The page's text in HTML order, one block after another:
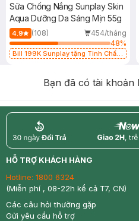
Sữa Chống Nắng Sunplay Skin
Aqua Dưỡng Da Sáng Mịn 55g
4.9 (108)
454/tháng
48%
Bill 199K Sunplay tặng Tinh Chất
Bạn đã có tài khoản
return nowfree
HỖ TRỢ KHÁCH HÀNG
Hotline: 1800 6324
(Miễn phí , 08-22h kể cả T7, CN)
Các câu hỏi thường gặp
Gửi yêu cầu hỗ trợ